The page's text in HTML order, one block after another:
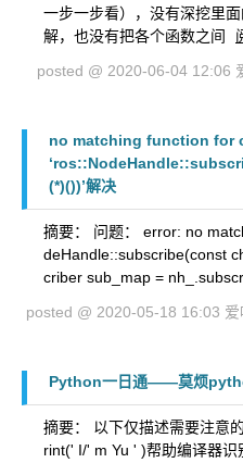
一步一步看），没有深挖里
解，也没有把各个函数之间
posted @ 2020-06-04 12:06
no matching function for
(*)())’解决
摘要： 问题： error: no
deHandle::subscribe(const
criber sub_map =
posted @ 2020-05-18 16:03 爱
Python一日通——莫烦
摘要： 以下仅描述需要注意
rint(' I/' m Yu ' )帮助编译器